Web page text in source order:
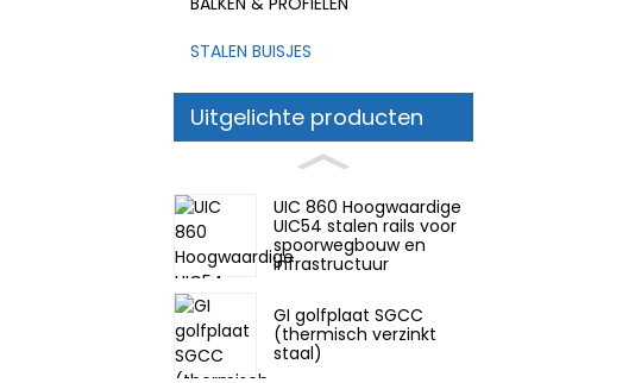
STALEN BUISJES
Uitgelichte producten
UIC 860 Hoogwaardige
UIC54 stalen rails voor
spoorwegbouw en
infrastructuur
GI golfplaat SGCC
(thermisch verzinkt
staal)